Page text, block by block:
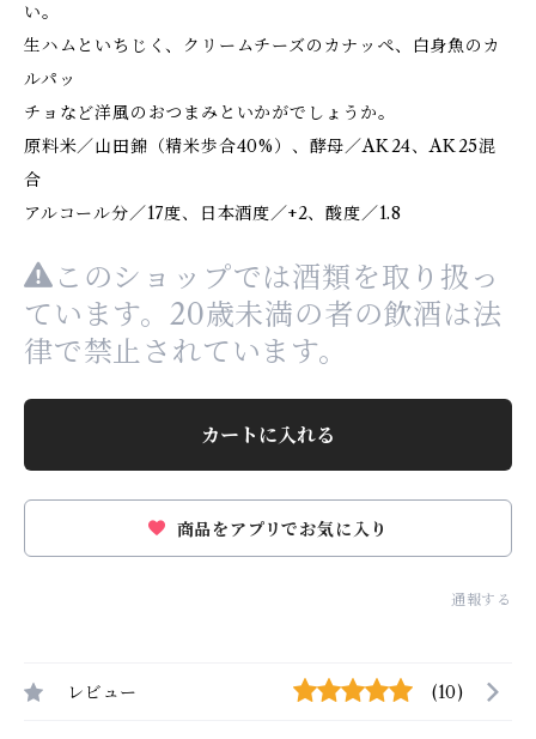
い。
生ハムといちじく、クリームチーズのカナッペ、白身魚のカ
ルパッ
チョなど洋風のおつまみといかがでしょうか。
原料米／山田錦（精米歩合40%）、酵母／AK24、AK25混
合
アルコール分／17度、日本酒度／+2、酸度／1.8
このショップでは酒類を取り扱っ
ています。20歳未満の者の飲酒は法
律で禁止されています。
カートに入れる
商品をアプリでお気に入り
通報する
レビュー (10)